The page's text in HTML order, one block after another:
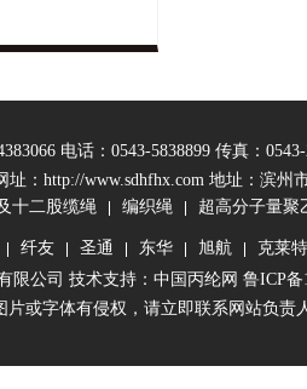
电话：0543-5838899 传真：0543-
址： http://www.sdhfhx.com 地址：滨州
十二股缆绳 编织绳
超高分子量聚
纤友 圣通 东华 旭航
克莱特
限公司 技术支持： 中国丙纶网 鲁ICP备
或字体有侵权，请立即联系网站负责